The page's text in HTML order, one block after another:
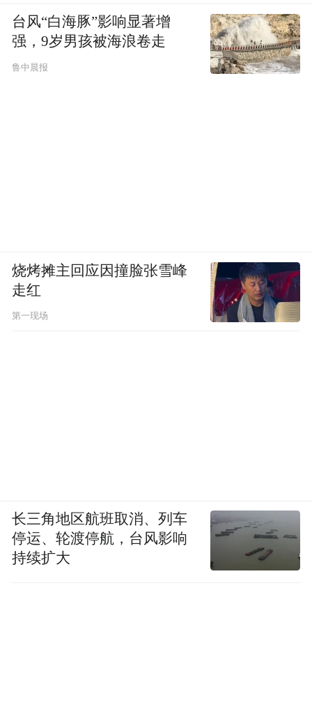
台风“白海豚”影响显著增
强，9岁男孩被海浪卷走
鲁中晨报
烧烤摊主回应因撞脸张雪峰
走红
第一现场
长三角地区航班取消、列车
停运、轮渡停航，台风影响
持续扩大